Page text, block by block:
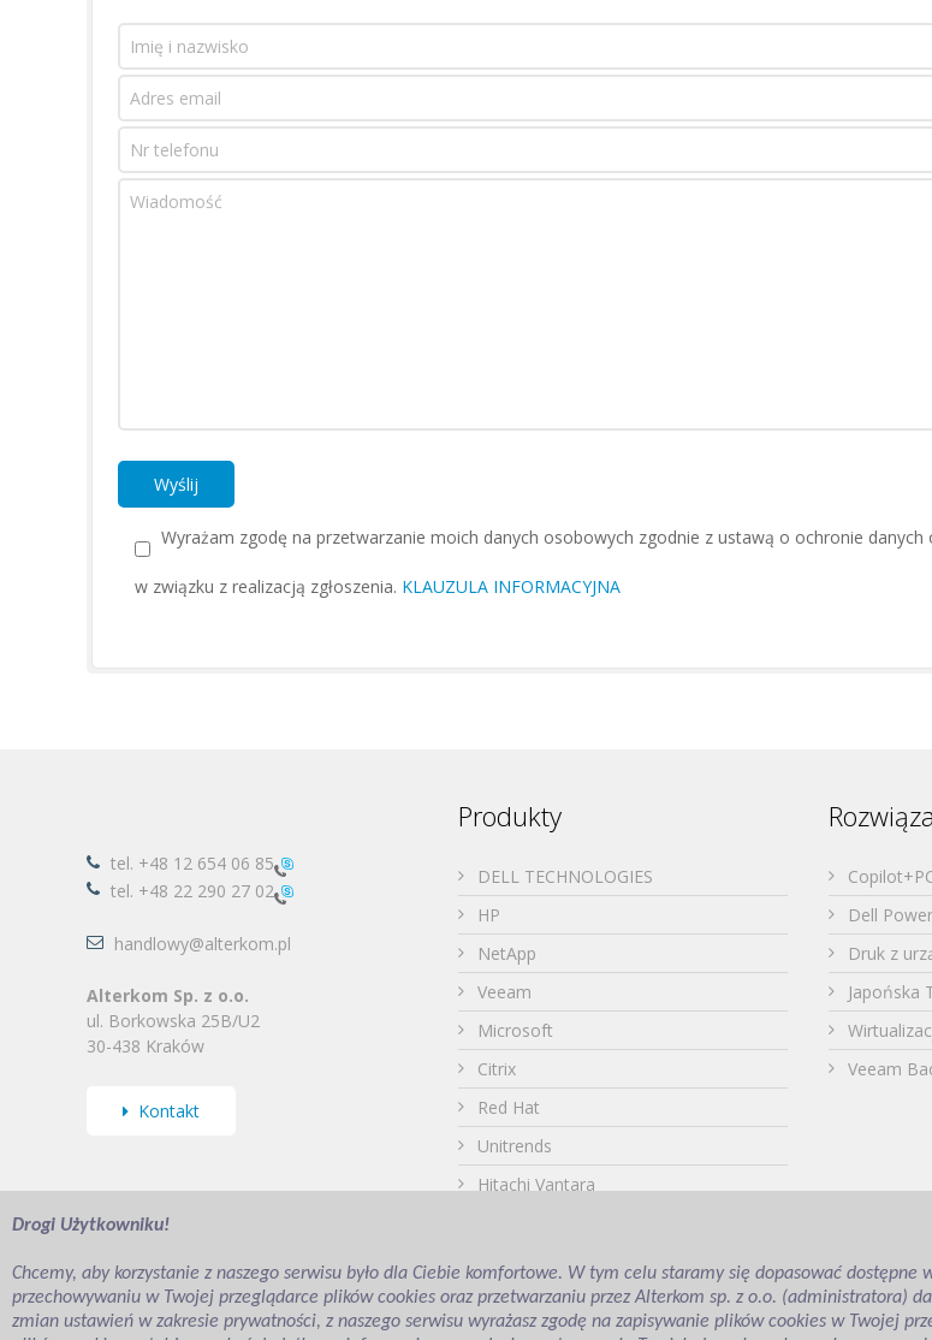
Wyrażam zgodę na przetwarzanie moich danych osobowych zgodnie z ustawą o ochronie danych
w związku z realizacją zgłoszenia. KLAUZULA INFORMACYJNA
tel. +48 12 654 06 85
tel. +48 22 290 27 02
handlowy@alterkom.pl
Alterkom Sp. z o.o.
ul. Borkowska 25B/U2
30-438 Kraków
Kontakt
Produkty
DELL TECHNOLOGIES
HP
NetApp
Veeam
Microsoft
Citrix
Red Hat
Unitrends
Hitachi Vantara
Dell
Druk z
Japońska
Veeam
© 2023 Alterkom Sp. z o. o.
Drogi Użytkowniku!
Chcemy, aby korzystanie z naszego serwisu było dla Ciebie komfortowe. W tym celu staramy się dopasować
przechowywaniu w Twojej przeglądarce plików cookies oraz przetwarzaniu przez Alterkom sp. z o.o. (administratora)
zmian ustawień w zakresie prywatności, z naszego serwisu wyrażasz zgodę na zapisywanie plików cookies w Twojej